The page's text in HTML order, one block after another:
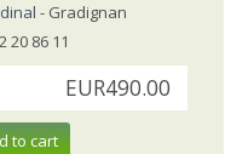
- Gradignan
20 86 11
EUR490.00
to cart